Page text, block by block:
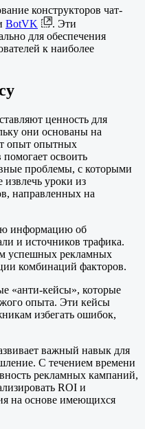
конструкторов чат-
BotVK
. Эти
для обеспечения
к наиболее
ценность для
они основаны на
опыт опытных
освоить
проблемы, с которыми
извлечь уроки из
направленных на
информацию об
и источников трафика.
успешных рекламных
комбинаций факторов.
«анти-кейсы», которые
опыта. Эти кейсы
избегать ошибок,
важный навык для
С течением времени
рекламных кампаний,
ROI и
на основе имеющихся